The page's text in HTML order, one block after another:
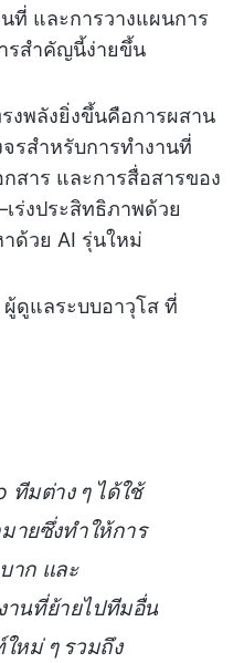
ที่ และการวางแผนการ
รสำคัญนี้ง่ายขึ้น
งพลังยิ่งขึ้นคือการผสาน
รสำหรับการทำงานที่
สาร และการสื่อสารของ
ร่งประสิทธิภาพด้วย
ด้วย AI รุ่นใหม่
ผู้ดูแลระบบอาวุโส ที่
ทีมต่าง ๆ ได้ใช้
ายซึ่งทำให้การ
าก และ
านที่ย้ายไปทีมอื่น
หม่ ๆ รวมถึง